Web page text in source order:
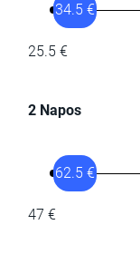
25.5 €
34.5 €
2 Napos
47 €
62.5 €